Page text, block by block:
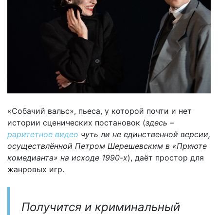
«Собачий вальс», пьеса, у которой почти и нет
истории сценических постановок (здесь –
раритетное видео чуть ли не единственной версии,
осуществлённой Петром Шерешевским в «Приюте
комедианта» на исходе 1990-х), даёт простор для
жанровых игр.
Получится и криминальный